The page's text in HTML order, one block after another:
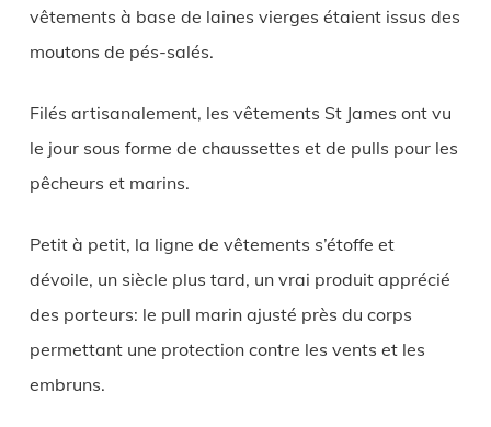
vêtements à base de laines vierges étaient issus des
moutons de pés-salés.
Filés artisanalement, les vêtements St James ont vu
le jour sous forme de chaussettes et de pulls pour les
pêcheurs et marins.
Petit à petit, la ligne de vêtements s’étoffe et
dévoile, un siècle plus tard, un vrai produit apprécié
des porteurs: le pull marin ajusté près du corps
permettant une protection contre les vents et les
embruns.